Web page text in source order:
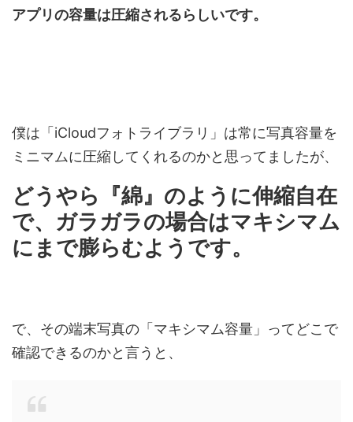
アプリの容量は圧縮されるらしいです。
僕は「iCloudフォトライブラリ」は常に写真容量を
ミニマムに圧縮してくれるのかと思ってましたが、
どうやら『綿』のように伸縮自在
で、ガラガラの場合はマキシマム
にまで膨らむようです。
で、その端末写真の「マキシマム容量」ってどこで
確認できるのかと言うと、